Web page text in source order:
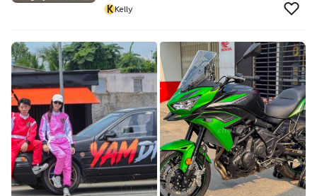
KKelly